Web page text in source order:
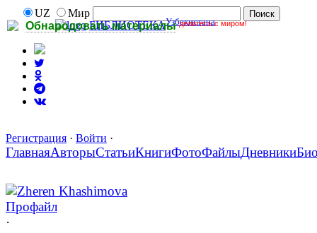
Обнародовать материалы делитесь с миром!
UZ
Мир
БИБЛИОТЕКАУзбекистана
Регистрация · Войти ·
ГлавнаяАвторыСтатьиКнигиФотоФайлыДневники
Zheren Khashimova
Профайл
·